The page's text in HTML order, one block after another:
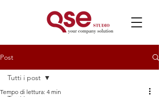
Post
Tutti i post
Tempo di lettura: 4 min